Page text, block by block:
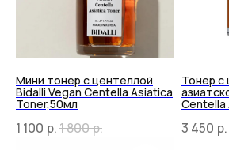
Мини тонер с центеллой
Bidalli Vegan Centella Asiatica
Toner,50мл
1 100 р.1 800р.
Тонер с
Centella
3 450 р.